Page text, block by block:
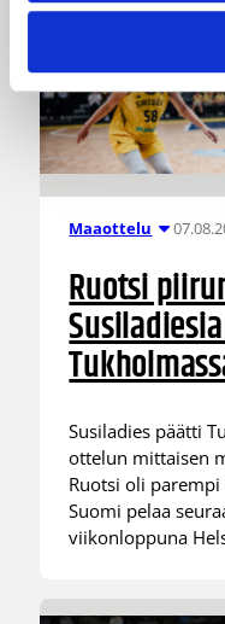
Maaottelu
Ruotsi
Susiladies päätti
ottelun mittaisen
Ruotsi oli
Suomi pelaa
viikonloppuna